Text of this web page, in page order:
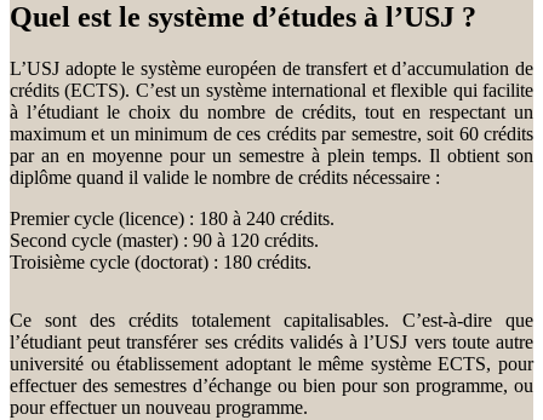
Quel est le système d’études à l’USJ ?
L’USJ adopte le système européen de transfert et d’accumulation de
crédits (ECTS). C’est un système international et flexible qui facilite
à l’étudiant le choix du nombre de crédits, tout en respectant un
maximum et un minimum de ces crédits par semestre, soit 60 crédits
par an en moyenne pour un semestre à plein temps. Il obtient son
diplôme quand il valide le nombre de crédits nécessaire :
Premier cycle (licence) : 180 à 240 crédits.
Second cycle (master) : 90 à 120 crédits.
Troisième cycle (doctorat) : 180 crédits.
Ce sont des crédits totalement capitalisables. C’est-à-dire que
l’étudiant peut transférer ses crédits validés à l’USJ vers toute autre
université ou établissement adoptant le même système ECTS, pour
effectuer des semestres d’échange ou bien pour son programme, ou
pour effectuer un nouveau programme.